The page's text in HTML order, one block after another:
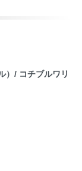
）/ コチブルワリ